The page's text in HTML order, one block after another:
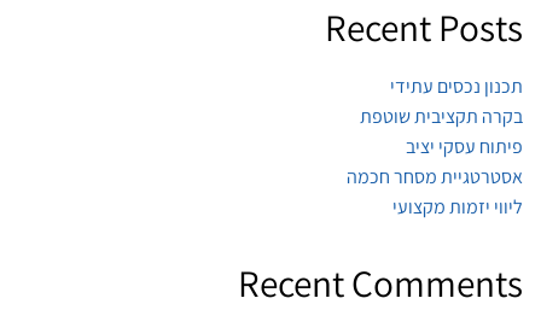
Recent Posts
תכנון נכסים עתידי
בקרה תקציבית שוטפת
פיתוח עסקי יציב
אסטרטגיית מסחר חכמה
ליווי יזמות מקצועי
Recent Comments